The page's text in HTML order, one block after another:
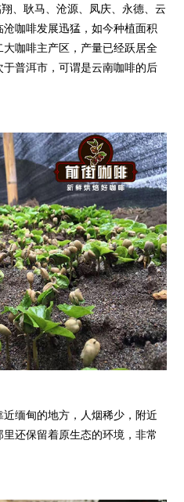
、耿马、沧源、凤庆、永德、云
咖啡发展迅猛，如今种植面积
咖啡主产区，产量已经跃居全
普洱市，可谓是云南咖啡的后
缅甸的地方，人烟稀少，附近
还保留着原生态的环境，非常